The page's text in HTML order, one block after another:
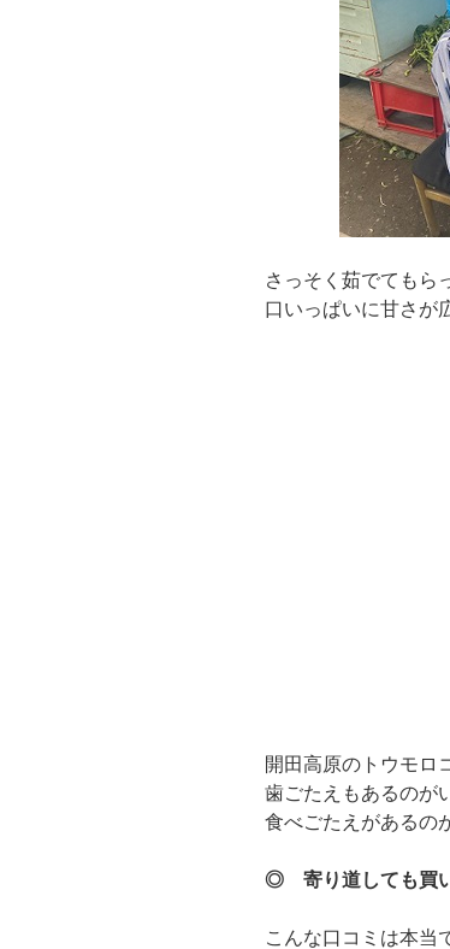
さっそく茹でてもら
口いっぱいに甘さが
開田高原のトウモロ
歯ごたえもあるのが
食べごたえがあるの
◎ 寄り道しても買
こんな口コミは本当